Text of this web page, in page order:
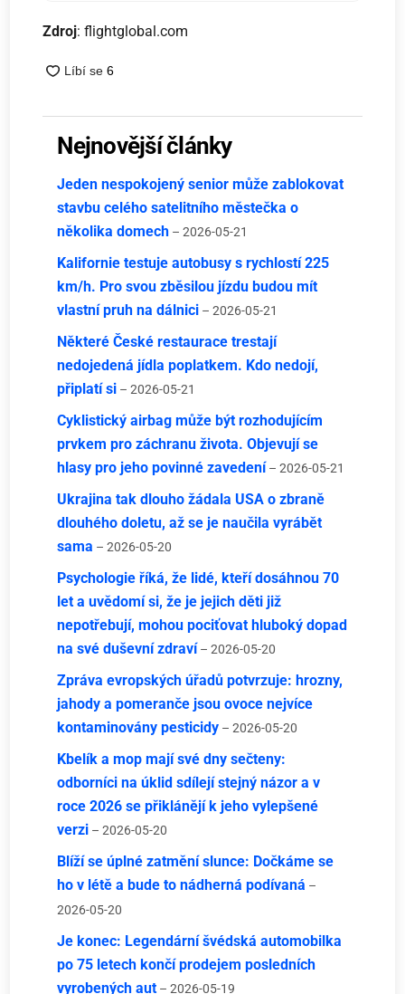
Zdroj: flightglobal.com
Nejnovější články
Jeden nespokojený senior může zablokovat
stavbu celého satelitního městečka o
několika domech – 2026-05-21
Kalifornie testuje autobusy s rychlostí 225
km/h. Pro svou zběsilou jízdu budou mít
vlastní pruh na dálnici – 2026-05-21
Některé České restaurace trestají
nedojedená jídla poplatkem. Kdo nedojí,
připlatí si – 2026-05-21
Cyklistický airbag může být rozhodujícím
prvkem pro záchranu života. Objevují se
hlasy pro jeho povinné zavedení – 2026-05-21
Ukrajina tak dlouho žádala USA o zbraně
dlouhého doletu, až se je naučila vyrábět
sama – 2026-05-20
Psychologie říká, že lidé, kteří dosáhnou 70
let a uvědomí si, že je jejich děti již
nepotřebují, mohou pociťovat hluboký dopad
na své duševní zdraví – 2026-05-20
Zpráva evropských úřadů potvrzuje: hrozny,
jahody a pomeranče jsou ovoce nejvíce
kontaminovány pesticidy – 2026-05-20
Kbelík a mop mají své dny sečteny:
odborníci na úklid sdílejí stejný názor a v
roce 2026 se přiklánějí k jeho vylepšené
verzi – 2026-05-20
Blíží se úplné zatmění slunce: Dočkáme se
ho v létě a bude to nádherná podívaná –
2026-05-20
Je konec: Legendární švédská automobilka
po 75 letech končí prodejem posledních
vyrobených aut – 2026-05-19